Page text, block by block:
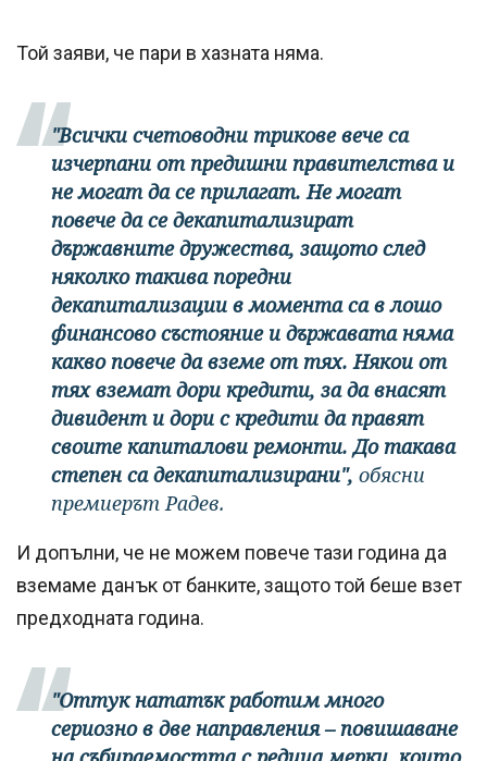
Той заяви, че пари в хазната няма.
"Всички счетоводни трикове вече са
изчерпани от предишни правителства и
не могат да се прилагат. Не могат
повече да се декапитализират
държавните дружества, защото след
няколко такива поредни
декапитализации в момента са в лошо
финансово състояние и държавата няма
какво повече да вземе от тях. Някои от
тях вземат дори кредити, за да внасят
дивидент и дори с кредити да правят
своите капиталови ремонти. До такава
степен са декапитализирани", обясни
премиерът Радев.
И допълни, че не можем повече тази година да
вземаме данък от банките, защото той беше взет
предходната година.
"Оттук нататък работим много
сериозно в две направления – повишаване